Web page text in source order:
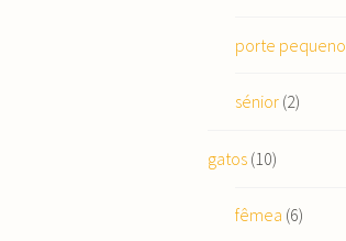
porte pequeno
sénior (2)
gatos(10)
fêmea (6)